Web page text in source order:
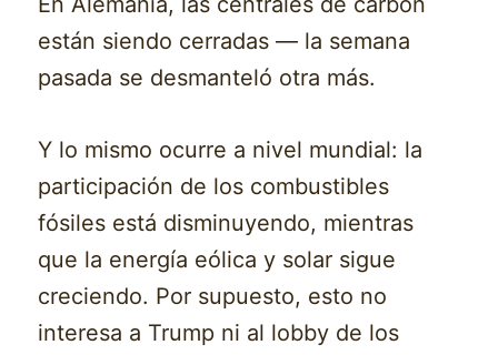
están siendo cerradas — la semana
pasada se desmanteló otra más.
Y lo mismo ocurre a nivel mundial: la
participación de los combustibles
fósiles está disminuyendo, mientras
que la energía eólica y solar sigue
creciendo. Por supuesto, esto no
interesa a Trump ni al lobby de los